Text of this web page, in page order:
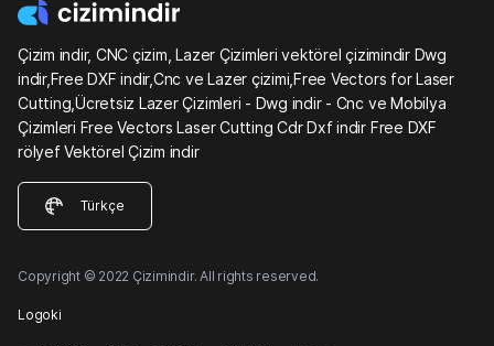
Çizim indir, CNC çizim, Lazer Çizimleri vektörel çizimindir Dwg
indir,Free DXF indir,Cnc ve Lazer çizimi,Free Vectors for Laser
Cutting,Ücretsiz Lazer Çizimleri - Dwg indir - Cnc ve Mobilya
Çizimleri Free Vectors Laser Cutting Cdr Dxf indir Free DXF
rölyef Vektörel Çizim indir
Türkçe
Copyright © 2022 Çizimindir. All rights reserved.
Logoki